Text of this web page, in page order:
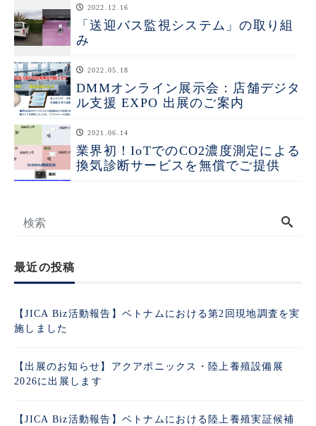
2022.12.16
「送迎バス監視システム」の取り組
み
2022.05.18
DMMオンライン展示会：店舗デジタ
ル支援 EXPO 出展のご案内
2021.06.14
業界初！IoTでのCO2濃度測定による
換気診断サービスを無償でご提供
最近の投稿
【JICA Biz活動報告】ベトナムにおける第2回現地調査を実
施しました
【出展のお知らせ】アクアポニックス・陸上養殖設備展
2026に出展します
【JICA Biz活動報告】ベトナムにおける陸上養殖実証候補